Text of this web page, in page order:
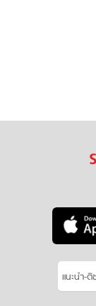
แนะนำ-ติ